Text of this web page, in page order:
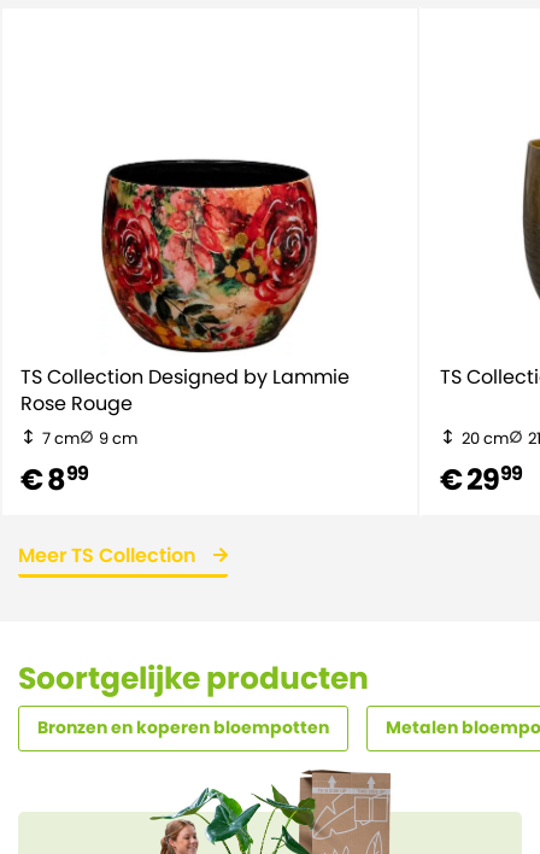
TS Collection Designed by Lammie
Rose Rouge
7 cm 9 cm
€ 899
TS
20 cm
€ 2999
Meer TS Collection
Soortgelijke producten
Bronzen en koperen bloempotten Metalen